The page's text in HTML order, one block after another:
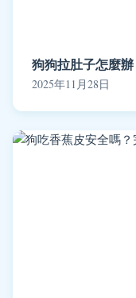
狗狗拉肚子怎麼
2025年11月28日